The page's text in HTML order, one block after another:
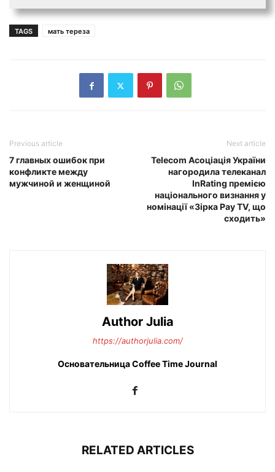
TAGS мать тереза
Previous article
7 главных ошибок при
конфликте между
мужчиной и женщиной
Next article
Telecom Асоціація України
нагородила телеканал
InRating премією
національного визнання у
номінації «Зірка Pay TV, що
сходить»
Author Julia
https://authorjulia.com/
Основательница Сoffee Time Journal
RELATED ARTICLES